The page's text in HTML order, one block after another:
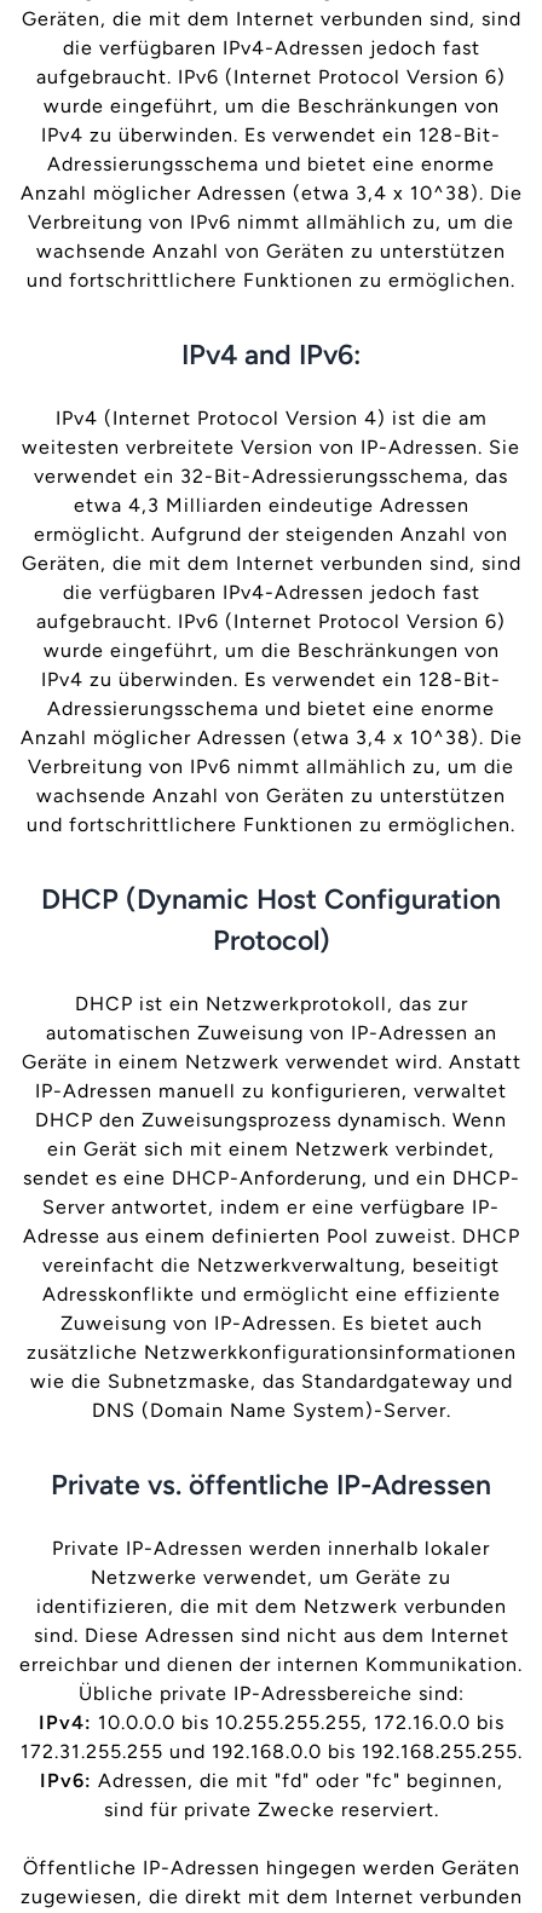
Geräten, die mit dem Internet verbunden sind, sind
die verfügbaren IPv4-Adressen jedoch fast
aufgebraucht. IPv6 (Internet Protocol Version 6)
wurde eingeführt, um die Beschränkungen von
IPv4 zu überwinden. Es verwendet ein 128-Bit-
Adressierungsschema und bietet eine enorme
Anzahl möglicher Adressen (etwa 3,4 x 10^38). Die
Verbreitung von IPv6 nimmt allmählich zu, um die
wachsende Anzahl von Geräten zu unterstützen
und fortschrittlichere Funktionen zu ermöglichen.
IPv4 and IPv6:
IPv4 (Internet Protocol Version 4) ist die am
weitesten verbreitete Version von IP-Adressen. Sie
verwendet ein 32-Bit-Adressierungsschema, das
etwa 4,3 Milliarden eindeutige Adressen
ermöglicht. Aufgrund der steigenden Anzahl von
Geräten, die mit dem Internet verbunden sind, sind
die verfügbaren IPv4-Adressen jedoch fast
aufgebraucht. IPv6 (Internet Protocol Version 6)
wurde eingeführt, um die Beschränkungen von
IPv4 zu überwinden. Es verwendet ein 128-Bit-
Adressierungsschema und bietet eine enorme
Anzahl möglicher Adressen (etwa 3,4 x 10^38). Die
Verbreitung von IPv6 nimmt allmählich zu, um die
wachsende Anzahl von Geräten zu unterstützen
und fortschrittlichere Funktionen zu ermöglichen.
DHCP (Dynamic Host Configuration
Protocol)
DHCP ist ein Netzwerkprotokoll, das zur
automatischen Zuweisung von IP-Adressen an
Geräte in einem Netzwerk verwendet wird. Anstatt
IP-Adressen manuell zu konfigurieren, verwaltet
DHCP den Zuweisungsprozess dynamisch. Wenn
ein Gerät sich mit einem Netzwerk verbindet,
sendet es eine DHCP-Anforderung, und ein DHCP-
Server antwortet, indem er eine verfügbare IP-
Adresse aus einem definierten Pool zuweist. DHCP
vereinfacht die Netzwerkverwaltung, beseitigt
Adresskonflikte und ermöglicht eine effiziente
Zuweisung von IP-Adressen. Es bietet auch
zusätzliche Netzwerkkonfigurationsinformationen
wie die Subnetzmaske, das Standardgateway und
DNS (Domain Name System)-Server.
Private vs. öffentliche IP-Adressen
Private IP-Adressen werden innerhalb lokaler
Netzwerke verwendet, um Geräte zu
identifizieren, die mit dem Netzwerk verbunden
sind. Diese Adressen sind nicht aus dem Internet
erreichbar und dienen der internen Kommunikation.
Übliche private IP-Adressbereiche sind:
IPv4: 10.0.0.0 bis 10.255.255.255, 172.16.0.0 bis
172.31.255.255 und 192.168.0.0 bis 192.168.255.255.
IPv6: Adressen, die mit "fd" oder "fc" beginnen,
sind für private Zwecke reserviert.
Öffentliche IP-Adressen hingegen werden Geräten
zugewiesen, die direkt mit dem Internet verbunden